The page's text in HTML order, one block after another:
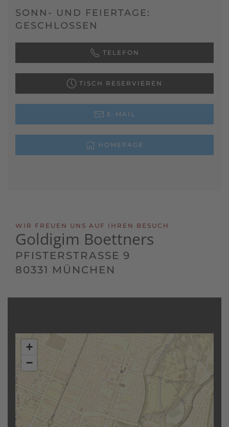
SONN- UND FEIERTAGE:
GESCHLOSSEN
TELEFON
TISCH RESERVIEREN
E-MAIL
HOMEPAGE
WIR FREUEN UNS AUF IHREN BESUCH
Goldigim Boettners
PFISTERSTRASSE 9
80331 MÜNCHEN
+
−